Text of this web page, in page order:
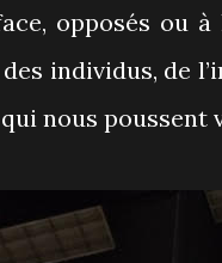
opposés ou
individus, de
nous poussent